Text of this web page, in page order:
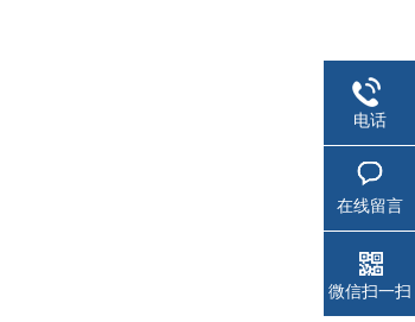
电话
在线留言
微信扫一扫